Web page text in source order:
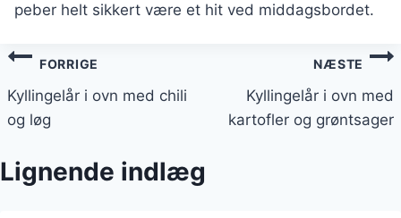
peber helt sikkert være et hit ved middagsbordet.
Indlægsnavigation
FORRIGE
Kyllingelår i ovn med chili
og løg
NÆSTE
Kyllingelår i ovn med
kartofler og grøntsager
Lignende indlæg